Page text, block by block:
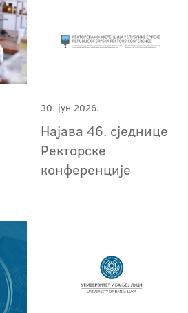
30. јун 2026.
Најава 46. сједнице
Ректорске
конференције